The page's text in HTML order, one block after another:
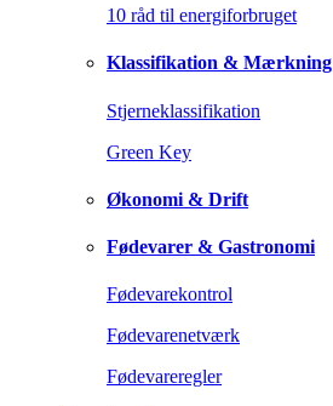
10 råd til energiforbruget
Klassifikation & Mærkning
Stjerneklassifikation
Green Key
Økonomi & Drift
Fødevarer & Gastronomi
Fødevarekontrol
Fødevarenetværk
Fødevareregler